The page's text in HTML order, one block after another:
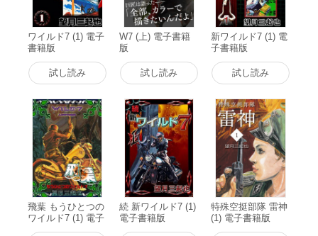
ワイルド7 (1) 電子
書籍版
試し読み
W7 (上) 電子書籍
版
試し読み
新ワイルド7 (1) 電
子書籍版
試し読み
飛葉 もうひとつの
ワイルド7 (1) 電子
書籍版
続 新ワイルド7 (1)
電子書籍版
特殊空挺部隊 雷神
(1) 電子書籍版